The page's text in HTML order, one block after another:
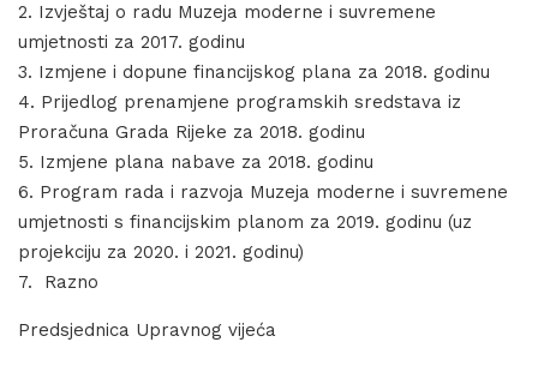
2. Izvještaj o radu Muzeja moderne i suvremene
umjetnosti za 2017. godinu
3. Izmjene i dopune financijskog plana za 2018. godinu
4. Prijedlog prenamjene programskih sredstava iz
Proračuna Grada Rijeke za 2018. godinu
5. Izmjene plana nabave za 2018. godinu
6. Program rada i razvoja Muzeja moderne i suvremene
umjetnosti s financijskim planom za 2019. godinu (uz
projekciju za 2020. i 2021. godinu)
7. Razno
Predsjednica Upravnog vijeća